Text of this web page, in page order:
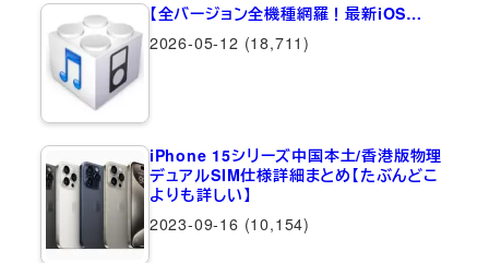
【全バージョン全機種網羅！最新iOS…
2026-05-12 (18,711)
iPhone 15シリーズ中国本土/香港版物理
デュアルSIM仕様詳細まとめ【たぶんどこ
よりも詳しい】
2023-09-16 (10,154)